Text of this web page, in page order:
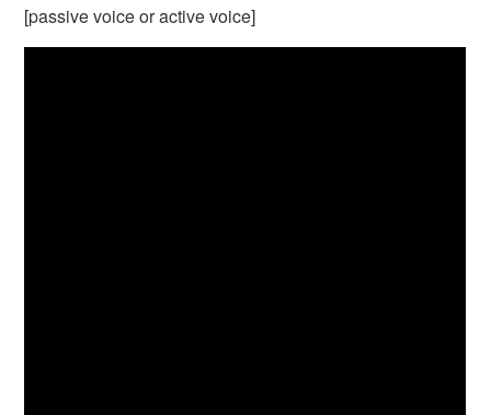
[passive voice or active voice]